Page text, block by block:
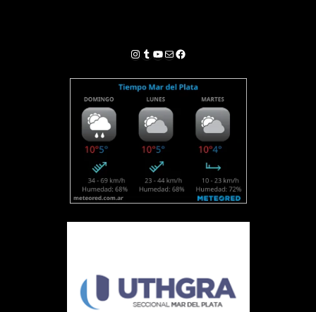
Instagram
Tumblr
YouTube
Correo electrónico
Facebook